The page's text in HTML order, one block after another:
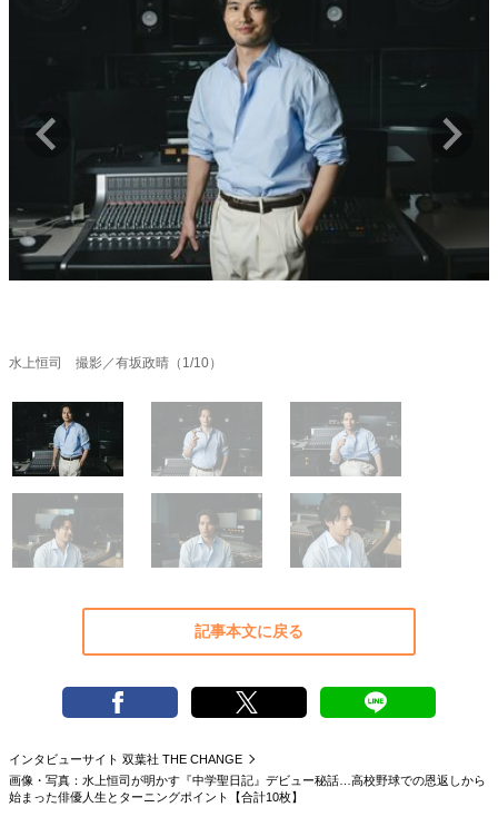
変革の原動力
マインドセット
重圧との向き合い方 一流のルーティン
20代の現在地
忘れられない言葉
10代・20代の土台
40代からの景色 50代のリアル
病が教えてくれたこと
熱狂できるもの
一生モノの愛用品
私を彩るエッセンス
60代のネクストステージ
70代のグランドデザイン
地域とつながる/お金との付き合い方
水上恒司 撮影／有坂政晴（1/10）
記事本文に戻る
インタビューサイト 双葉社 THE CHANGE
画像・写真：水上恒司が明かす『中学聖日記』デビュー秘話…高校野球での恩返しから
始まった俳優人生とターニングポイント【合計10枚】